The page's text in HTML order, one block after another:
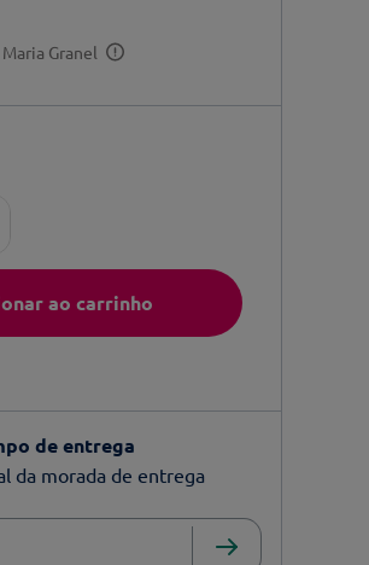
Maria Granel
ao carrinho
de entrega
da morada de entrega